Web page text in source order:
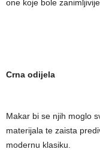
one koje bole
Crna odijela
Makar bi se njih moglo
materijala te zaista
modernu klasiku.